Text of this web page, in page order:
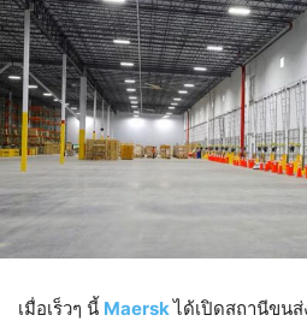
เมื่อเร็วๆ นี้ Maersk ได้เปิดสถานีขน